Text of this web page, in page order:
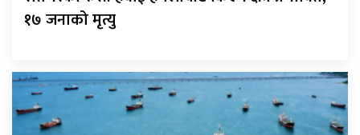
१७ जनाको मृत्यु